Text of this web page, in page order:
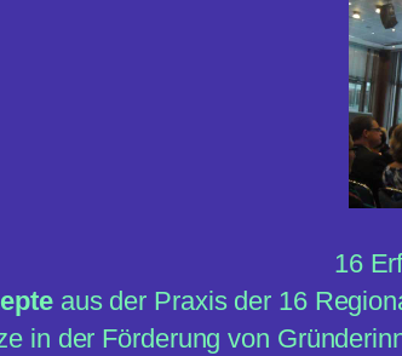
16
aus der Praxis der 16
in der Förderung von